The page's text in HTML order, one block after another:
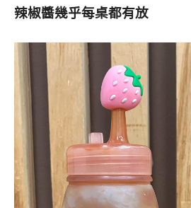
辣椒醬幾乎每桌都有放